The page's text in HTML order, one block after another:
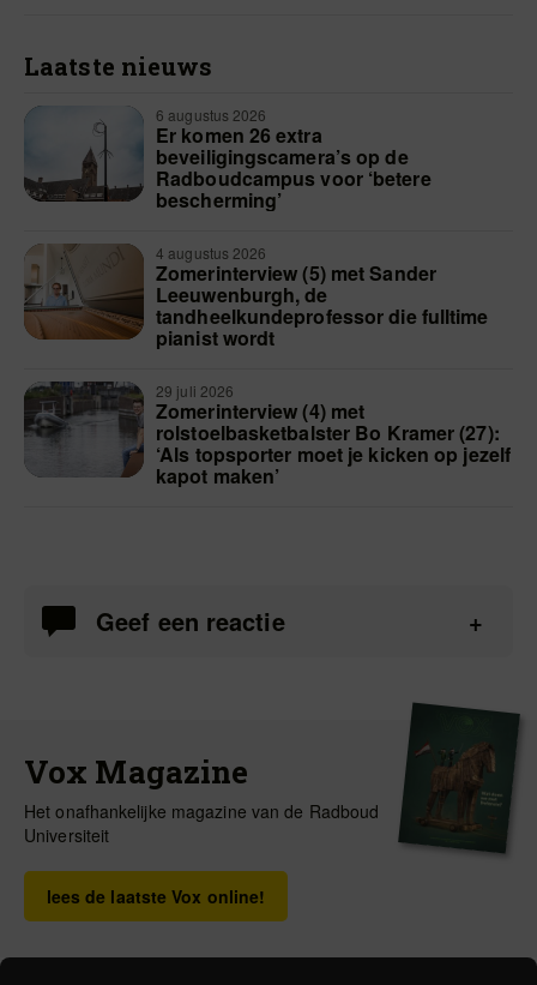
Laatste nieuws
6 augustus 2026
Er komen 26 extra
beveiligingscamera’s op de
Radboudcampus voor ‘betere
bescherming’
4 augustus 2026
Zomerinterview (5) met Sander
Leeuwenburgh, de
tandheelkundeprofessor die fulltime
pianist wordt
29 juli 2026
Zomerinterview (4) met
rolstoelbasketbalster Bo Kramer (27):
‘Als topsporter moet je kicken op jezelf
kapot maken’
Geef een reactie
Vox Magazine
Het onafhankelijke magazine van de Radboud
Universiteit
lees de laatste Vox online!